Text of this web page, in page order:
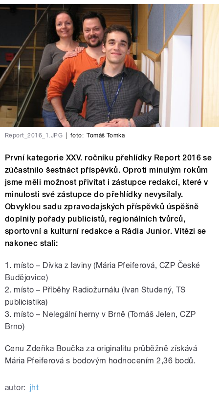
Report_2016_1.JPG foto: Tomáš Tomka
První kategorie XXV. ročníku přehlídky Report 2016 se
zúčastnilo šestnáct příspěvků. Oproti minulým rokům
jsme měli možnost přivítat i zástupce redakcí, které v
minulosti své zástupce do přehlídky nevysílaly.
Obvyklou sadu zpravodajských příspěvků úspěšně
doplnily pořady publicistů, regionálních tvůrců,
sportovní a kulturní redakce a Rádia Junior. Vítězi se
nakonec stali:
1. místo – Dívka z laviny (Mária Pfeiferová, CZP České
Budějovice)
2. místo – Příběhy Radiožurnálu (Ivan Studený, TS
publicistika)
3. místo – Nelegální herny v Brně (Tomáš Jelen, CZP
Brno)
Cenu Zdeňka Boučka za originalitu průběžně získává
Mária Pfeiferová s bodovým hodnocením 2,36 bodů.
autor: jht